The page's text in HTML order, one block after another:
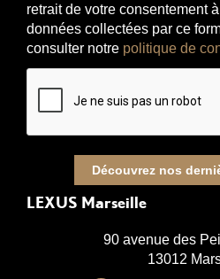
retrait de votre consentement
données collectées par ce
consulter notre politique de
Découvrez nos
LEXUS Marseille
90 avenue des
13012